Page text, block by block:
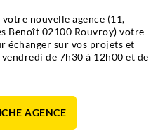
nouvelle agence (11,
Benoît 02100 Rouvroy) votre
échanger sur vos projets et
de 7h30 à 12h00 et de
AGENCE